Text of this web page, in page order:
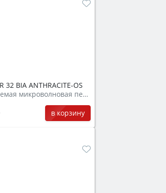
32 BIA ANTHRACITE-OS
Встраиваемая микроволновая печь
в корзину